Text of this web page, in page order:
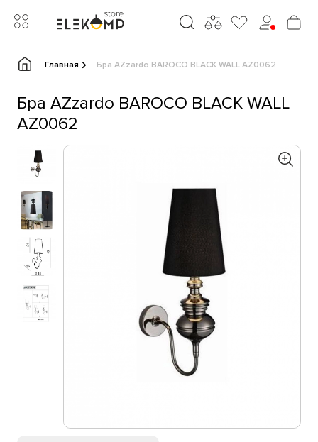
Главная Бра AZzardo BAROCO BLACK WALL AZ0062
Бра AZzardo BAROCO BLACK WALL
AZ0062